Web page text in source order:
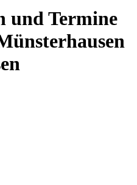
und Termine